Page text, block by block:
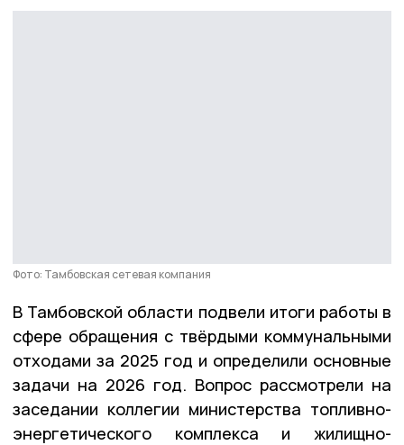
Фото: Тамбовская сетевая компания
В Тамбовской области подвели итоги работы в
сфере обращения с твёрдыми коммунальными
отходами за 2025 год и определили основные
задачи на 2026 год. Вопрос рассмотрели на
заседании коллегии министерства топливно-
энергетического комплекса и жилищно-